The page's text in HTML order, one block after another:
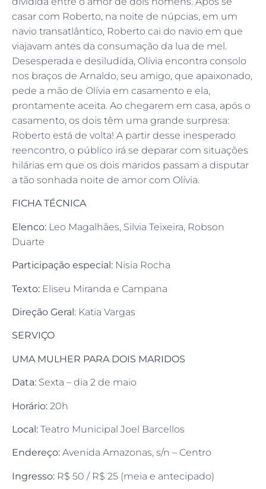
casar com Roberto, na noite de núpcias, em um
navio transatlântico, Roberto cai do navio em que
viajavam antes da consumação da lua de mel.
Desesperada e desiludida, Olívia encontra consolo
nos braços de Arnaldo, seu amigo, que apaixonado,
pede a mão de Olívia em casamento e ela,
prontamente aceita. Ao chegarem em casa, após o
casamento, os dois têm uma grande surpresa:
Roberto está de volta! A partir desse inesperado
reencontro, o público irá se deparar com situações
hilárias em que os dois maridos passam a disputar
a tão sonhada noite de amor com Olívia.
FICHA TÉCNICA
Elenco: Leo Magalhães, Silvia Teixeira, Robson
Duarte
Participação especial: Nisia Rocha
Texto: Eliseu Miranda e Campana
Direção Geral: Katia Vargas
SERVIÇO
UMA MULHER PARA DOIS MARIDOS
Data: Sexta – dia 2 de maio
Horário: 20h
Local: Teatro Municipal Joel Barcellos
Endereço: Avenida Amazonas, s/n – Centro
Ingresso: R$ 50 / R$ 25 (meia e antecipado)